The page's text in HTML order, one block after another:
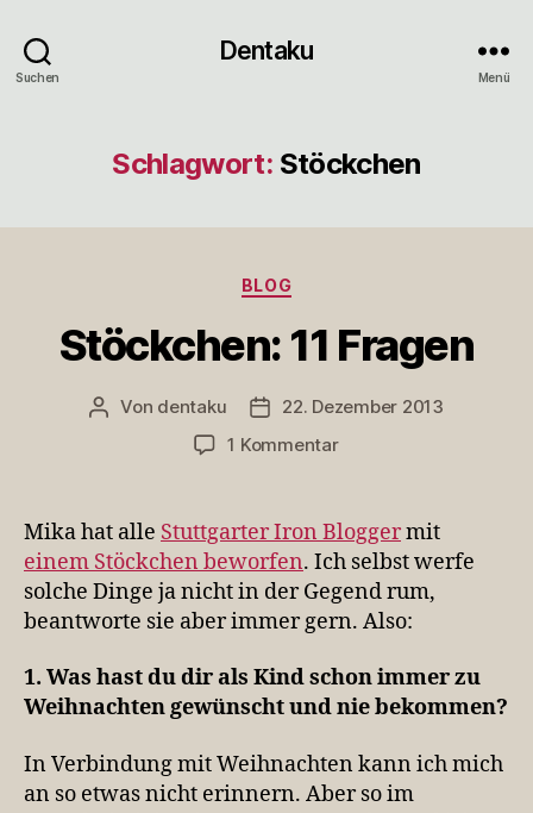
Suchen
Dentaku
Menü
Schlagwort: Stöckchen
Kategorien
BLOG
Stöckchen: 11 Fragen
Beitragsautor
Von dentaku Veröffentlichungsdatum
22. Dezember 2013
1 Kommentarzu
Fragen
Mika hat alle Stuttgarter Iron Bloggermit
einem Stöckchen beworfen. Ich selbst werfe
solche Dinge ja nicht in der Gegend rum,
beantworte sie aber immer gern. Also:
1. Was hast du dir als Kind schon immer zu
Weihnachten gewünscht und nie bekommen?
In Verbindung mit Weihnachten kann ich mich
an so etwas nicht erinnern. Aber so im